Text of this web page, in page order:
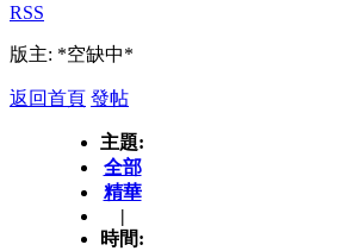
RSS
版主: *空缺中*
返回首頁 發帖
主題:
全部
精華
|
時間: